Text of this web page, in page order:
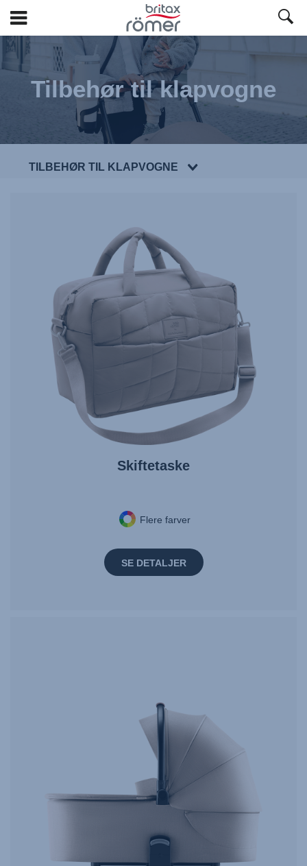
Spring
til
hovedindhold
Tilbehør til klapvogne
TILBEHØR TIL KLAPVOGNE
Skiftetaske
Flere farver
SE DETALJER